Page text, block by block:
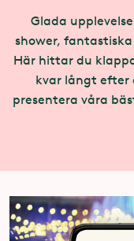
Glada
shower,
Här hittar du
kvar långt efter
presentera våra